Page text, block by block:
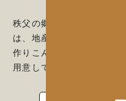
秩父の郷土料理を楽しむ
は、地産地消の料理をモ
作りこんにゃく、秩父地
用意しております。